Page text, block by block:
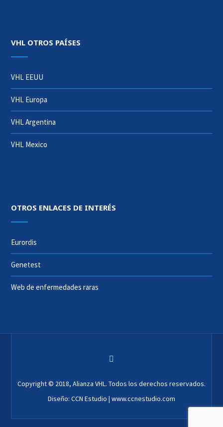
VHL OTROS PAÍSES
VHL EEUU
VHL Europa
VHL Argentina
VHL Mexico
OTROS ENLACES DE INTERÉS
Eurordis
Genetest
Web de enfermedades raras
Copyright © 2018, Alianza VHL. Todos los derechos reservados.
Diseño: CCN Estudio | www.ccnestudio.com